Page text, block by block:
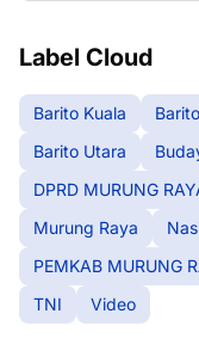
Label Cloud
Barito Kuala
Barito Utara
DPRD MURUNG
Murung Raya
PEMKAB MURUNG
TNI
Video